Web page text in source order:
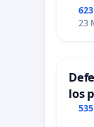
23
los